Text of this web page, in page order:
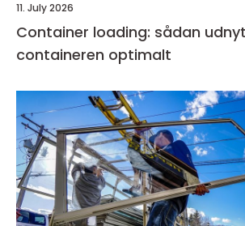
11. July 2026
Container loading: sådan
containeren optimalt